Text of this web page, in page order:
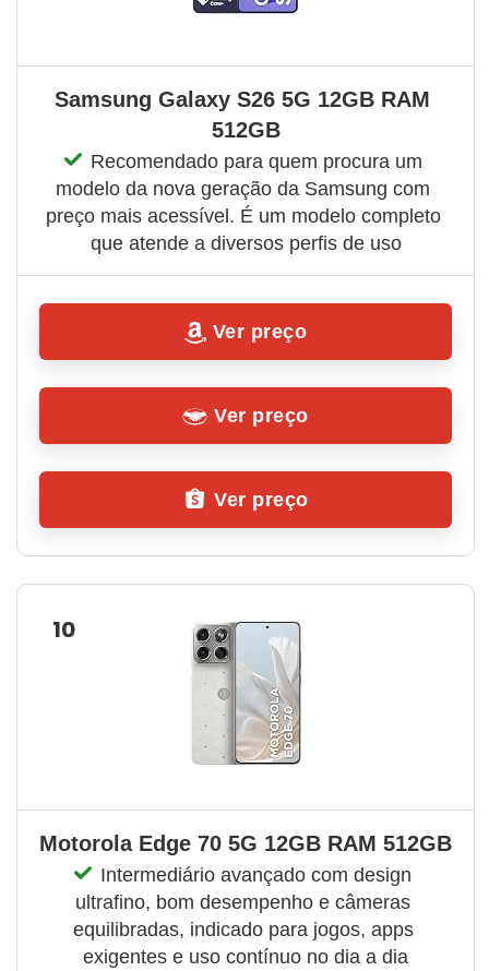
Samsung Galaxy S26 5G 12GB RAM
512GB
Recomendado para quem procura um
modelo da nova geração da Samsung com
preço mais acessível. É um modelo completo
que atende a diversos perfis de uso
Ver preço
Ver preço
Ver preço
10
Motorola Edge 70 5G 12GB RAM 512GB
Intermediário avançado com design
ultrafino, bom desempenho e câmeras
equilibradas, indicado para jogos, apps
exigentes e uso contínuo no dia a dia